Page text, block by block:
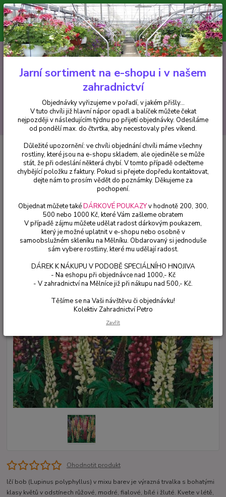
Minimální hodnota pro odeslání z e-shopu je 300 Kč.
V tuto chvíli již hlavní nápor objednávek opadl a balíček můžete čekat
nejpozději v následujícím týdnu po přijetí objednávky. Objednávky
vyřizujeme v pořadí, v jakém přišly...
CZK
Hledat
+420 602 223 614 0ks
za0 Kč
Trvalky Vlčí bob (Lupinus Polyphyllus) - 3011
Vlčí bob (Lupinus Polyphyllus) -
3011
Ohodnotit produkt
lčí bob (Lupinus polyphyllus) v mixu barev je výrazná trvalka s bohatými
klasy květů v odstínech růžové, modré, fialové, bílé i žluté. Kvete v létě,
Jarní sortiment na e-shopu i v našem
zahradnictví
Objednávky vyřizujeme v pořadí, v jakém přišly...
V tuto chvíli již hlavní nápor opadl a balíček můžete čekat
nejpozději v následujícím týdnu po přijetí objednávky. Odesíláme
od pondělí max. do čtvrtka, aby necestovaly přes víkend.
Důležité upozornění: ve chvíli objednání chvíli máme všechny
rostliny, které jsou na e-shopu skladem, ale ojediněle se může
stát, že při odeslání některá chybí. V tomto případě odečteme
chybějící položku z faktury. Pokud si přejete dopředu kontaktovat,
dejte nám to prosím vědět do poznámky. Děkujeme za
pochopení.
Objednat můžete takéDÁRKOVÉ POUKAZYv hodnotě 200, 300,
500 nebo 1000 Kč, které Vám zašleme obratem
V případě zájmu můžete udělat radost dárkovým poukazem,
který je možné uplatnit v e-shopu nebo osobně v
samoobslužném skleníku na Mělníku. Obdarovaný si jednoduše
sám vybere rostliny, které mu udělají radost.
DÁREK K NÁKUPU V PODOBĚ SPECIÁLNÍHO HNOJIVA
- Na eshopu při objednávce nad 1000,- Kč
- V zahradnictví na Mělníce již při nákupu nad 500,- Kč.
Těšíme se na Vaši návštěvu či objednávku!
Kolektiv Zahradnictví Petro
Zavřít